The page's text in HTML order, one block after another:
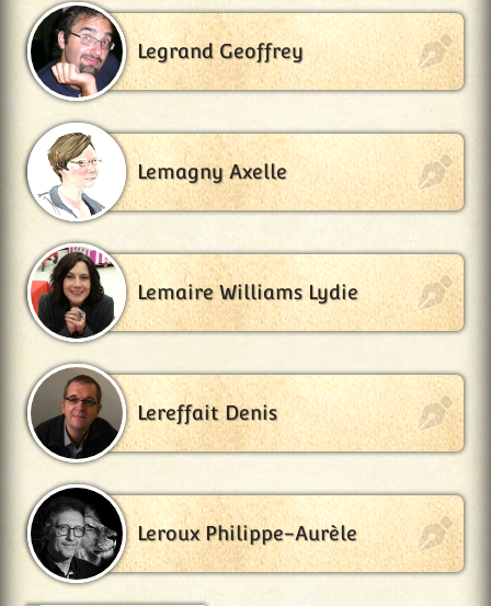
Legrand Geoffrey
Lemagny Axelle
Lemaire Williams Lydie
Lereffait Denis
Leroux Philippe-Aurèle